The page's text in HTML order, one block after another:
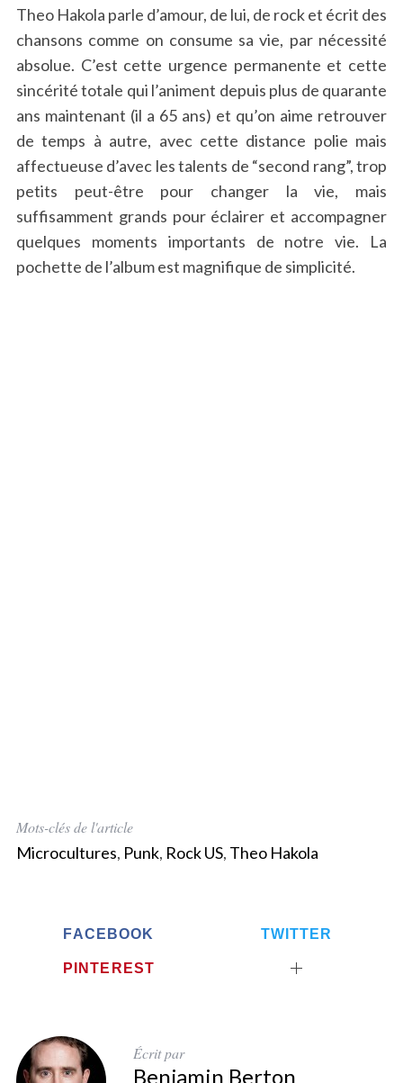
Theo Hakola parle d’amour, de lui, de rock et écrit des
chansons comme on consume sa vie, par nécessité
absolue. C’est cette urgence permanente et cette
sincérité totale qui l’animent depuis plus de quarante
ans maintenant (il a 65 ans) et qu’on aime retrouver
de temps à autre, avec cette distance polie mais
affectueuse d’avec les talents de “second rang”, trop
petits peut-être pour changer la vie, mais
suffisamment grands pour éclairer et accompagner
quelques moments importants de notre vie. La
pochette de l’album est magnifique de simplicité.
Mots-clés de l'article
Microcultures, Punk, Rock US, Theo Hakola
FACEBOOK TWITTER
PINTEREST
Écrit par
Benjamin Berton